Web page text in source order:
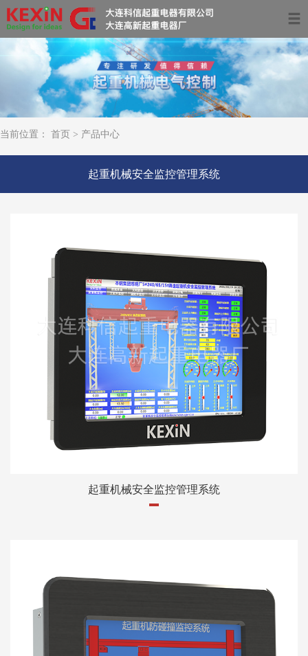
首页
关于我们
产品中心
当前位置： 首页 > 产品中心
起重机械安全监控管理系统
起重机械安全监控管理系统